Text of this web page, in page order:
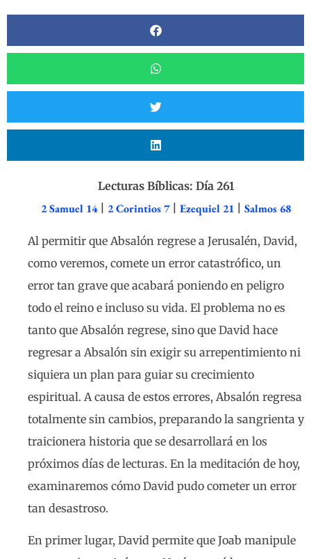
Lecturas Bíblicas: Día 261
2 Samuel 14| 2 Corintios 7| Ezequiel 21 Salmos 68
Al permitir que Absalón regrese a Jerusalén, David,
como veremos, comete un error catastrófico, un
error tan grave que acabará poniendo en peligro
todo el reino e incluso su vida. El problema no es
tanto que Absalón regrese, sino que David hace
regresar a Absalón sin exigir su arrepentimiento ni
siquiera un plan para guiar su crecimiento
espiritual. A causa de estos errores, Absalón regresa
totalmente sin cambios, preparando la sangrienta y
traicionera historia que se desarrollará en los
próximos días de lecturas. En la meditación de hoy,
examinaremos cómo David pudo cometer un error
tan desastroso.
En primer lugar, David permite que Joab manipule